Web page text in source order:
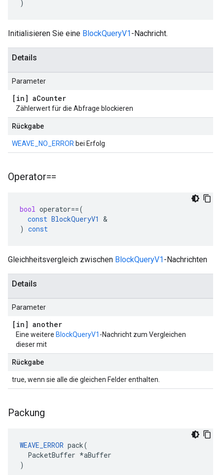
)
Initialisieren Sie eine BlockQueryV1-Nachricht.
Details
Parameter
[in] aCounter
Zählerwert für die Abfrage blockieren
Rückgabe
WEAVE_NO_ERROR bei Erfolg
Operator==
bool operator==(
const BlockQueryV1 &
) const
Gleichheitsvergleich zwischen BlockQueryV1-Nachrichten
Details
Parameter
[in] another
Eine weitere BlockQueryV1 -Nachricht zum Vergleichen
dieser mit
Rückgabe
true, wenn sie alle die gleichen Felder enthalten.
Packung
WEAVE_ERROR pack(
  PacketBuffer *aBuffer
)